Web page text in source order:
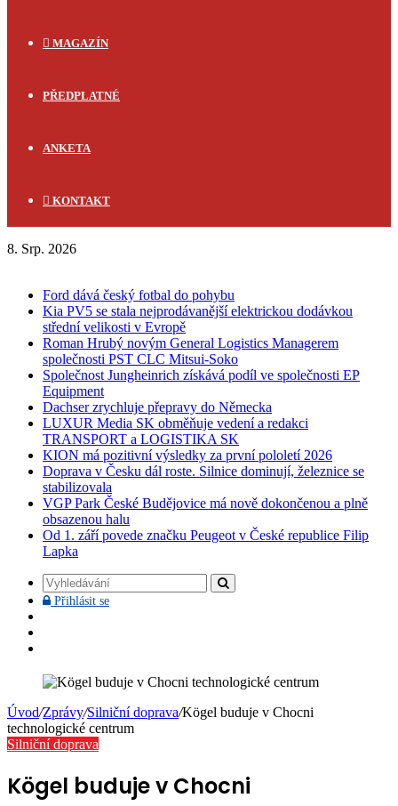
MAGAZÍN
PŘEDPLATNÉ
ANKETA
KONTAKT
8. Srp. 2026
Ford dává český fotbal do pohybu
Kia PV5 se stala nejprodávanější elektrickou dodávkou
střední velikosti v Evropě
Roman Hrubý novým General Logistics Managerem
společnosti PST CLC Mitsui-Soko
Společnost Jungheinrich získává podíl ve společnosti EP
Equipment
Dachser zrychluje přepravy do Německa
LUXUR Media SK obměňuje vedení a redakci
TRANSPORT a LOGISTIKA SK
KION má pozitivní výsledky za první pololetí 2026
Doprava v Česku dál roste. Silnice dominují, železnice se
stabilizovala
VGP Park České Budějovice má nově dokončenou a plně
obsazenou halu
Od 1. září povede značku Peugeot v České republice Filip
Lapka
Vyhledávání
Přihlásit sePřihlásit
Úvod/Zprávy/Silniční doprava/Kögel buduje v Chocni
technologické centrum
Silniční doprava
Kögel buduje v Chocni